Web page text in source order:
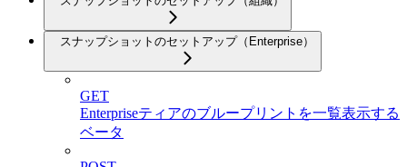
スナップショットのセットアップ（Enterprise）
GET
Enterpriseティアのブループリントを一覧表示する
ベータ